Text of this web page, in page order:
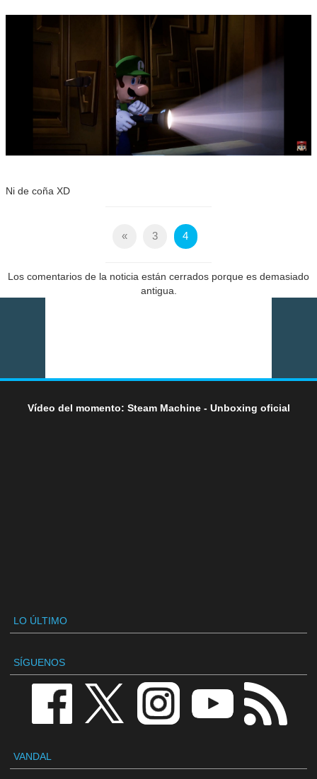
Ni de coña XD
« 3 4
Los comentarios de la noticia están cerrados porque es demasiado
antigua.
Vídeo del momento: Steam Machine - Unboxing oficial
LO ÚLTIMO
SÍGUENOS
VANDAL